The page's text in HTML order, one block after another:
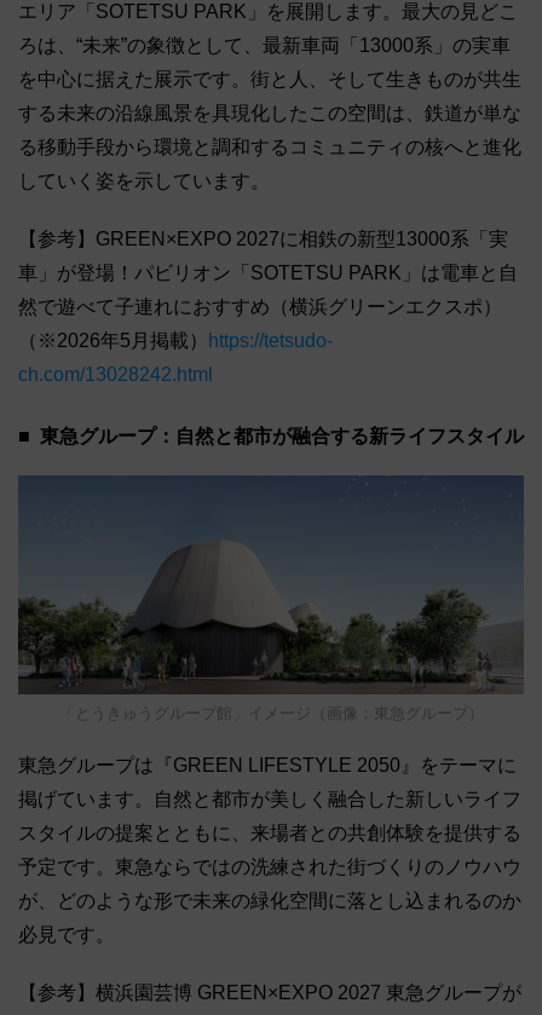
エリア「SOTETSU PARK」を展開します。最大の見どこ
ろは、“未来”の象徴として、最新車両「13000系」の実車
を中心に据えた展示です。街と人、そして生きものが共生
する未来の沿線風景を具現化したこの空間は、鉄道が単な
る移動手段から環境と調和するコミュニティの核へと進化
していく姿を示しています。
【参考】GREEN×EXPO 2027に相鉄の新型13000系「実
車」が登場！パビリオン「SOTETSU PARK」は電車と自
然で遊べて子連れにおすすめ（横浜グリーンエクスポ）
（※2026年5月掲載）
https://tetsudo-
ch.com/13028242.html
東急グループ：自然と都市が融合する新ライフスタイル
「とうきゅうグループ館」イメージ（画像：東急グループ）
東急グループは『GREEN LIFESTYLE 2050』をテーマに
掲げています。自然と都市が美しく融合した新しいライフ
スタイルの提案とともに、来場者との共創体験を提供する
予定です。東急ならではの洗練された街づくりのノウハウ
が、どのような形で未来の緑化空間に落とし込まれるのか
必見です。
【参考】横浜園芸博 GREEN×EXPO 2027 東急グループが